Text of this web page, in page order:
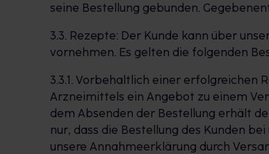
seine Bestellung gebunden.
3.3. Rezepte: Der Kunde kann über
vornehmen. Es gelten die folgenden
3.3.1. Vorbehaltlich einer
Arzneimittels ein Angebot zu einem
dem Absenden der Bestellung erhält
nur, dass die Bestellung des Kunden
unsere Annahmeerklärung durch